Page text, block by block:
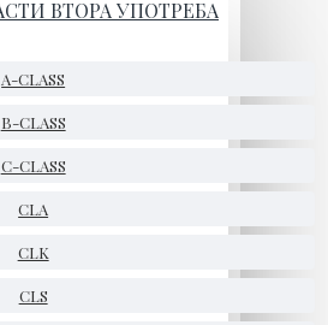
ВТОРА УПОТРЕБА
A-CLASS
B-CLASS
C-CLASS
CLA
CLK
CLS